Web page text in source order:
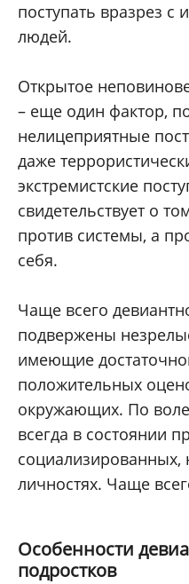
поступать вразрез с
людей.
Открытое
– еще один фактор,
нелицеприятные
даже
экстремистские
свидетельствует о
против системы, а
себя.
Чаще всего
подвержены
имеющие
положительных
окружающих. По
всегда в состоянии
социализированных,
личностях. Чаще
Особенности
подростков